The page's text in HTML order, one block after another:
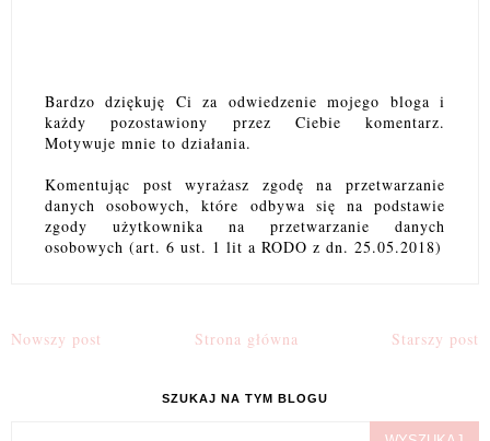
Bardzo dziękuję Ci za odwiedzenie mojego bloga i
każdy pozostawiony przez Ciebie komentarz.
Motywuje mnie to działania.
Komentując post wyrażasz zgodę na przetwarzanie
danych osobowych, które odbywa się na podstawie
zgody użytkownika na przetwarzanie danych
osobowych (art. 6 ust. 1 lit a RODO z dn. 25.05.2018)
Nowszy post Starszy post
Strona główna
SZUKAJ NA TYM BLOGU